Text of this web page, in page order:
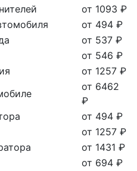
от 1093 ₽
от 494 ₽
от 537 ₽
от 546 ₽
от 1257 ₽
от 6462
₽
от 494 ₽
от 1257 ₽
от 1431 ₽
от 694 ₽